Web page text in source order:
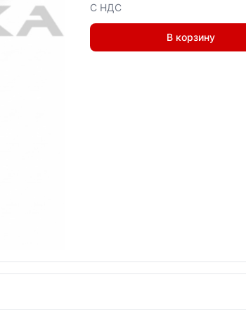
С НДС
В корзину